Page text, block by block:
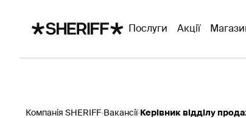
Послуги Акції
Компанія SHERIFF Вакансії Керівник відділу